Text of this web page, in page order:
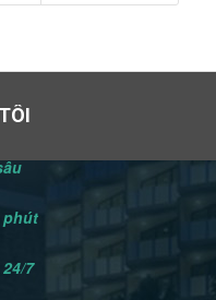
phút
24/7